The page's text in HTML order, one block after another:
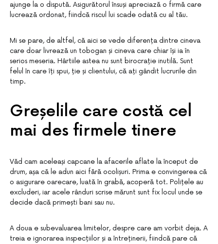
ajunge la o dispută. Asigurătorul însuși apreciază o firmă care
lucrează ordonat, fiindcă riscul lui scade odată cu al tău.
Mi se pare, de altfel, că aici se vede diferența dintre cineva
care doar livrează un tobogan și cineva care chiar își ia în
serios meseria. Hârtiile astea nu sunt birocrație inutilă. Sunt
felul în care îți spui, ție și clientului, că ați gândit lucrurile din
timp.
Greșelile care costă cel
mai des firmele tinere
Văd cam aceleași capcane la afacerile aflate la început de
drum, așa că le adun aici fără ocolișuri. Prima e convingerea că
o asigurare oarecare, luată în grabă, acoperă tot. Polițele au
excluderi, iar acele rânduri scrise mărunt sunt fix locul unde se
decide dacă primești bani sau nu.
A doua e subevaluarea limitelor, despre care am vorbit deja. A
treia e ignorarea inspecțiilor și a întreținerii, fiindcă pare că